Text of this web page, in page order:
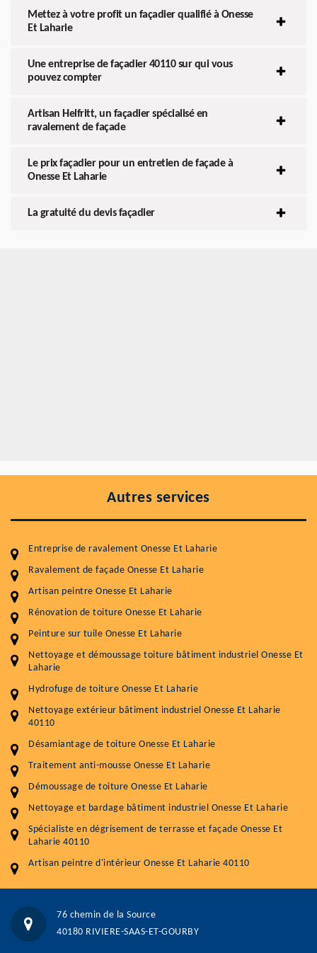
Mettez à votre profit un façadier qualifié à Onesse
Et Laharie
Une entreprise de façadier 40110 sur qui vous
pouvez compter
Artisan Helfritt, un façadier spécialisé en
ravalement de façade
Le prix façadier pour un entretien de façade à
Onesse Et Laharie
La gratuité du devis façadier
Autres services
Entreprise de ravalement Onesse Et Laharie
Ravalement de façade Onesse Et Laharie
Artisan peintre Onesse Et Laharie
Rénovation de toiture Onesse Et Laharie
Peinture sur tuile Onesse Et Laharie
Nettoyage et démoussage toiture bâtiment industriel Onesse Et
Laharie
Hydrofuge de toiture Onesse Et Laharie
Nettoyage extérieur bâtiment industriel Onesse Et Laharie
40110
Désamiantage de toiture Onesse Et Laharie
Traitement anti-mousse Onesse Et Laharie
Démoussage de toiture Onesse Et Laharie
Nettoyage et bardage bâtiment industriel Onesse Et Laharie
Spécialiste en dégrisement de terrasse et façade Onesse Et
Laharie 40110
Artisan peintre d'intérieur Onesse Et Laharie 40110
76 chemin de la Source
40180 RIVIERE-SAAS-ET-GOURBY
Entretenir votre toiture, c'est préserver sa
durabilité
Service
Démoussage toiture
Traitement hydrofuge toiture
Prix au m²
Artisant local recommander
76 chemin de la Source 40180 RIVIERE-SAAS-ET-GOURBY